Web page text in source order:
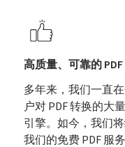
高质量、可靠的
多年来，我们一直
户对 PDF 转换的大
引擎。如今，我们
我们的免费 PDF 服